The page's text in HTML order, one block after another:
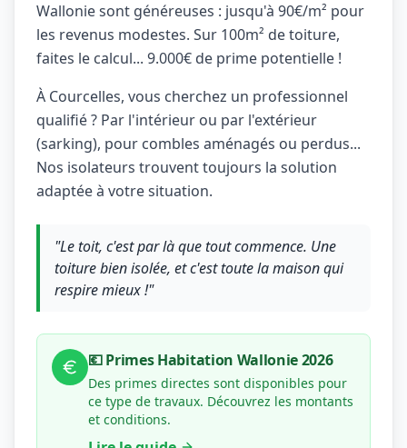
Wallonie sont généreuses : jusqu'à 90€/m² pour
les revenus modestes. Sur 100m² de toiture,
faites le calcul... 9.000€ de prime potentielle !
À Courcelles, vous cherchez un professionnel
qualifié ? Par l'intérieur ou par l'extérieur
(sarking), pour combles aménagés ou perdus...
Nos isolateurs trouvent toujours la solution
adaptée à votre situation.
"Le toit, c'est par là que tout commence. Une
toiture bien isolée, et c'est toute la maison qui
respire mieux !"
💶 Primes Habitation Wallonie 2026
Des primes directes sont disponibles pour
ce type de travaux. Découvrez les montants
et conditions.